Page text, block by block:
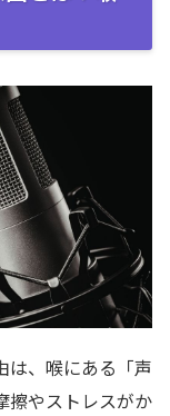
は、喉にある「声
擦やストレスがか